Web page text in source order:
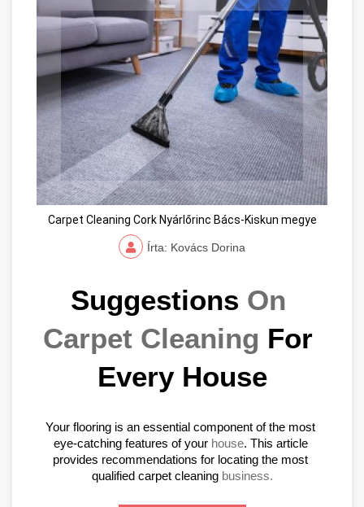
Carpet Cleaning Cork Nyárlőrinc Bács-Kiskun megye
Írta: Kovács Dorina
Suggestions On
Carpet Cleaning For
Every House
Your flooring is an essential component of the most
eye-catching features of your house. This article
provides recommendations for locating the most
qualified carpet cleaning business.